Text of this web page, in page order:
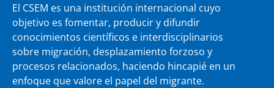
El CSEM es una institución internacional cuyo
objetivo es fomentar, producir y difundir
conocimientos científicos e interdisciplinarios
sobre migración, desplazamiento forzoso y
procesos relacionados, haciendo hincapié en un
enfoque que valore el papel del migrante.